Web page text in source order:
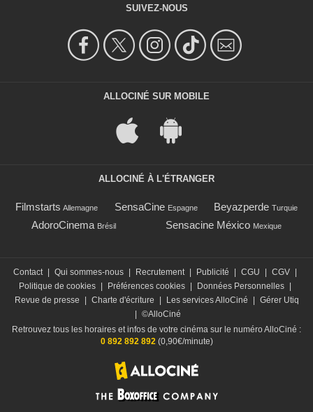
SUIVEZ-NOUS
ALLOCINÉ SUR MOBILE
ALLOCINÉ À L'ÉTRANGER
Filmstarts Allemagne SensaCine Espagne Beyazperde Turquie
AdoroCinema Brésil Sensacine México Mexique
Contact Qui sommes-nous Recrutement Publicité CGU CGV
Politique de cookies
Préférences cookies Données Personnelles
Revue de presse
Charte d'écriture Les services AlloCiné
Gérer Utiq
©AlloCiné
Retrouvez tous les horaires et infos de votre cinéma sur le numéro AlloCiné :
0 892 892 892(0,90€/minute)